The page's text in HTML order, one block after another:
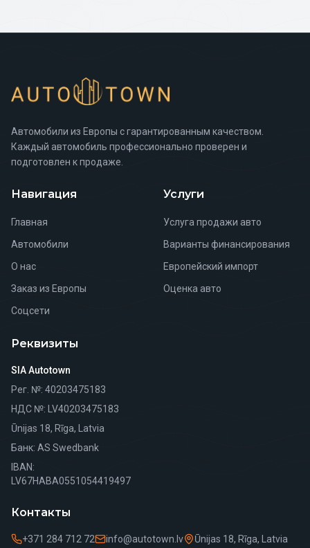
Автомобили из Европы с гарантированным качеством.
Каждый автомобиль профессионально проверен и
подготовлен к продаже.
Навигация
Главная
Автомобили
О нас
Заказ из Европы
Соцсети
Услуги
Услуга продажи авто
Варианты финансирования
Европейский импорт
Оценка авто
Реквизиты
SIA Autotown
Рег. №: 40203475183
НДС №: LV40203475183
Ūnijas 18, Rīga, Latvia
Банк: AS Swedbank
IBAN:
LV67HABA0551054419497
Контакты
+371 284 712 72 info@autotown.lv Ūnijas 18, Rīga, Latvia